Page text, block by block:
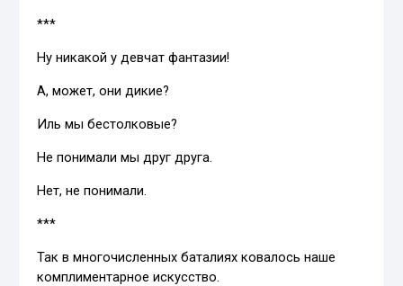
***
Ну никакой у девчат фантазии!
А, может, они дикие?
Иль мы бестолковые?
Не понимали мы друг друга.
Нет, не понимали.
***
Так в многочисленных баталиях ковалось наше
комплиментарное искусство.